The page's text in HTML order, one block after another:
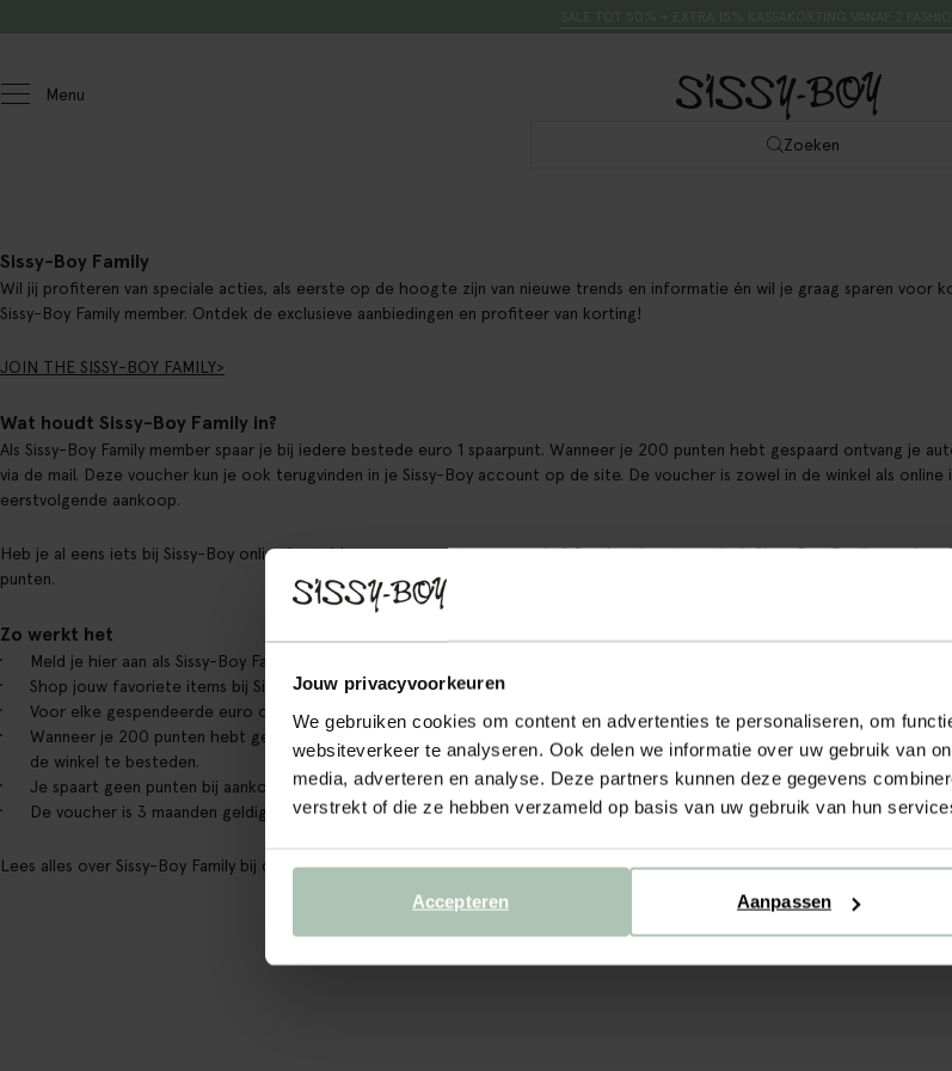
Jouw privacyvoorkeuren
We gebruiken cookies om content en advertenties te personaliseren, om
websiteverkeer te analyseren. Ook delen we informatie over uw gebruik van
media, adverteren en analyse. Deze partners kunnen deze gegevens
verstrekt of die ze hebben verzameld op basis van uw gebruik van hun
Aanpassen
Accepteren
Menu
Zoeken
Sissy-Boy Family
Wil jij profiteren van speciale acties, als eerste op de hoogte zijn van nieuwe trends en informatie én wil je graag sparen voor
Sissy-Boy Family member. Ontdek de exclusieve aanbiedingen en profiteer van korting!
JOIN THE SISSY-BOY FAMILY>
Wat houdt Sissy-Boy Family in?
Als Sissy-Boy Family member spaar je bij iedere bestede euro 1 spaarpunt. Wanneer je 200 punten hebt gespaard ontvang je
via de mail. Deze voucher kun je ook terugvinden in je Sissy-Boy account op de site. De voucher is zowel in de winkel als online
eerstvolgende aankoop.
Heb je al eens iets bij Sissy-Boy online besteld en een account aangemaakt? Dan ben je automatisch Sissy-Boy Family
punten.
Zo werkt het
Meld je hier aan als Sissy-Boy Family member. Bij aanmelding ontvang je direct 100 punten.
Shop jouw favoriete items bij Sissy-Boy.
Voor elke gespendeerde euro ontvang je 1 punt. De punten worden gelijk op je account bijgeschreven.
Wanneer je 200 punten hebt gespaard ontvang je een voucher ter waarde van €10,-. Deze ontvang je uiterlijk binnen 14
de winkel te besteden.
Je spaart geen punten bij aankoop van een cadeaukaart.
De voucher is 3 maanden geldig.
Lees alles over Sissy-Boy Family bij de veelgestelde vragen.